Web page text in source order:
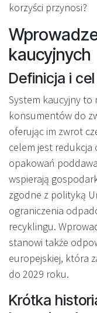
korzyści przynosi?
kaucyjnych
Definicja i
System kaucyjny to
konsumentów do
oferując im zwrot
celem jest redukcja
opakowań
wspierają
zgodne z polityką
ograniczenia
recyklingu.
stanowi także
europejskiej, która
do 2029 roku.
Krótka